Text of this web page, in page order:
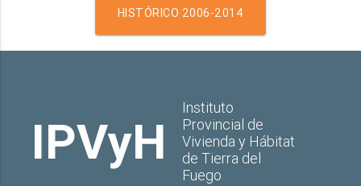
HISTÓRICO 2006-2014
IPVyH
Instituto
Provincial de
Vivienda y Hábitat
de Tierra del
Fuego